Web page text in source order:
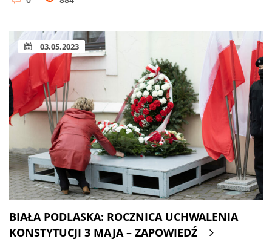
03.05.2023
BIAŁA PODLASKA: ROCZNICA UCHWALENIA
KONSTYTUCJI 3 MAJA – ZAPOWIEDŹ